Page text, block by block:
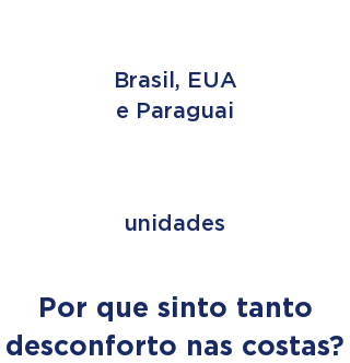
Brasil, EUA
e Paraguai
unidades
Por que sinto tanto
desconforto nas costas?